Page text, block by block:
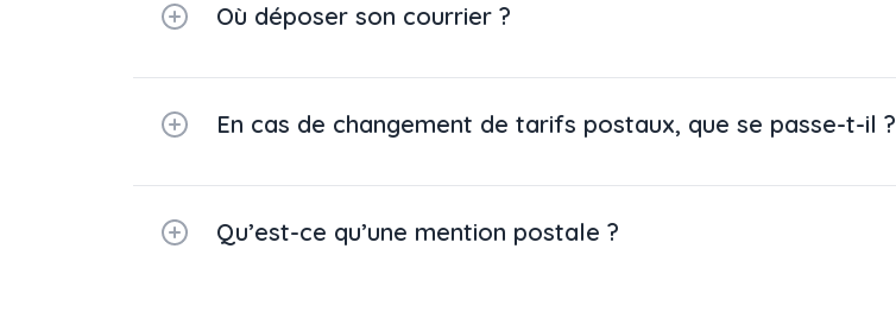
Où déposer son courrier ?
En cas de changement de tarifs postaux, que se passe-t-il ?
Qu’est-ce qu’une mention postale ?